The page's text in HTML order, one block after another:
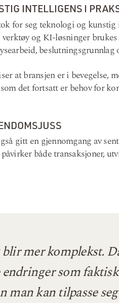
INTELLIGENS I
for seg teknologi og
og KI-løsninger
at bransjen er i bevegelse,
det fortsatt er behov for
gitt en gjennomgang av
både transaksjoner,
mer komplekst.
som
kan tilpasse